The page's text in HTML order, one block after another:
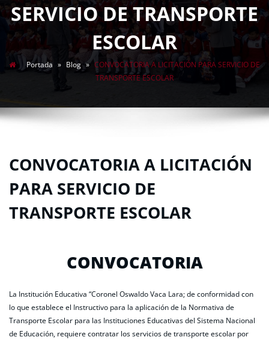
SERVICIO DE TRANSPORTE
ESCOLAR
Portada » Blog » CONVOCATORIA A LICITACIÓN PARA SERVICIO DE
TRANSPORTE ESCOLAR
CONVOCATORIA A LICITACIÓN
PARA SERVICIO DE
TRANSPORTE ESCOLAR
CONVOCATORIA
La Institución Educativa “Coronel Oswaldo Vaca Lara; de conformidad con
lo que establece el Instructivo para la aplicación de la Normativa de
Transporte Escolar para las Instituciones Educativas del Sistema Nacional
de Educación, requiere contratar los servicios de transporte escolar por